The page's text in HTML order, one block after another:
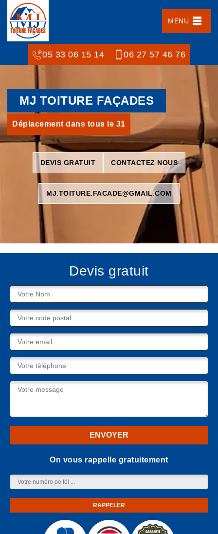
MENU
05 33 06 15 14 06 27 57 46 76
MJ TOITURE FAÇADES
Déplacement dans tous le 31
DEVIS GRATUIT CONTACTEZ NOUS
MJ.TOITURE.FACADE@GMAIL.COM
Devis gratuit
On vous rappelle gratuitement